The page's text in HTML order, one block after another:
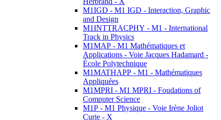
M1IGD - M1 IGD - Interaction, Graphic
and Design
M1INTTRACPHY - M1 - International
Track in Physics
M1MAP - M1 Mathématiques et
Applications - Voie Jacques Hadamard -
École Polytechnique
M1MATHAPP - M1 - Mathématiques
Appliquées
M1MPRI - M1 MPRI - Foudations of
Computer Science
M1P - M1 Physique - Voie Irène Joliot
Curie - X